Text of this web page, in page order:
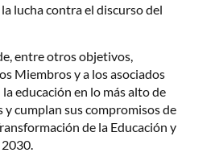
lucha contra el discurso del
entre otros objetivos,
Miembros y a los asociados
educación en lo más alto de
y cumplan sus compromisos de
de la Educación y
2030.